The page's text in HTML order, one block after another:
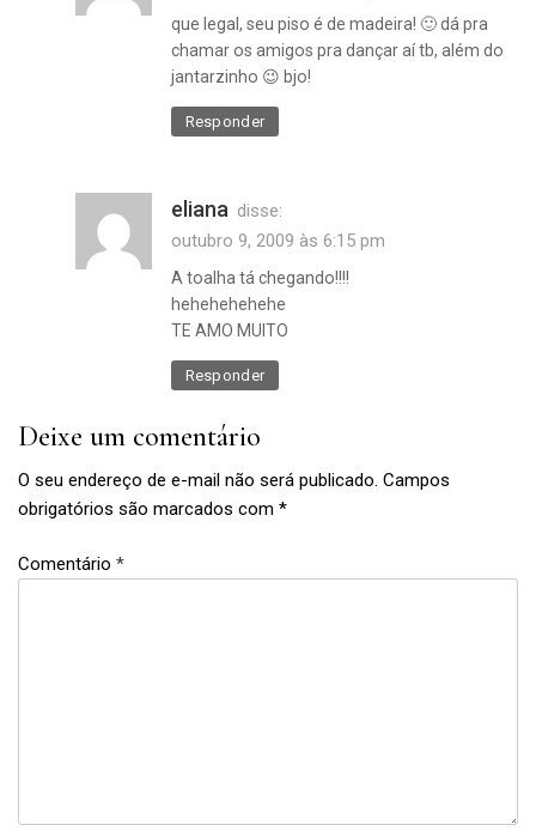
casados
,
que legal, seu piso é de madeira! 🙂 dá pra
chamar os amigos pra dançar aí tb, além do
jantarzinho 😉 bjo!
Responder
eliana disse:
outubro 9, 2009 às 6:15 pm
A toalha tá chegando!!!!
hehehehehehe
TE AMO MUITO
Responder
Deixe um comentário
O seu endereço de e-mail não será publicado. Campos
obrigatórios são marcados com *
Comentário *